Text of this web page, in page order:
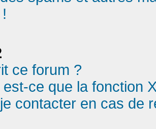
ce forum ?
est-ce que la fonction
contacter en cas de